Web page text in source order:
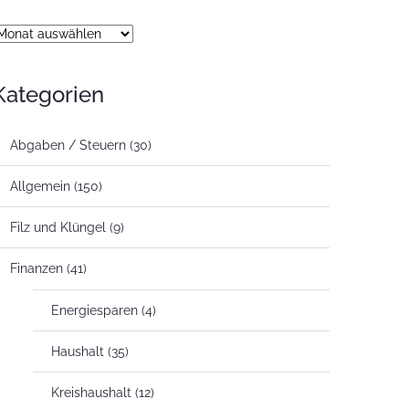
Abgaben / Steuern (30)
Allgemein (150)
Filz und Klüngel (9)
Finanzen (41)
Energiesparen (4)
Haushalt (35)
Kreishaushalt (12)